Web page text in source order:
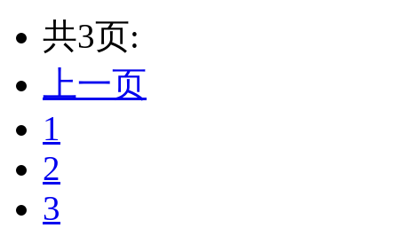
共3页:
上一页
1
2
3